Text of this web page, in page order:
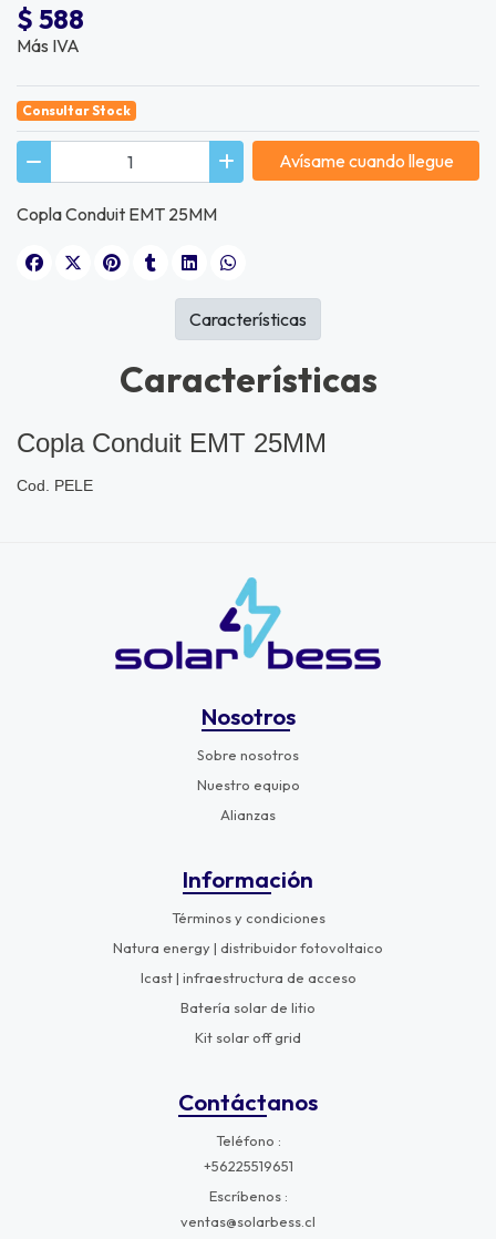
$ 588
Más IVA
Consultar Stock
Avísame cuando llegue
Copla Conduit EMT 25MM
Características
Copla Conduit EMT 25MM
Cod. PELE
Características
Nosotros
Sobre nosotros
Nuestro equipo
Alianzas
Información
Términos y condiciones
Natura energy | distribuidor fotovoltaico
Icast | infraestructura de acceso
Batería solar de litio
Kit solar off grid
Contáctanos
Teléfono
+56225519651
Escríbenos
ventas@solarbess.cl